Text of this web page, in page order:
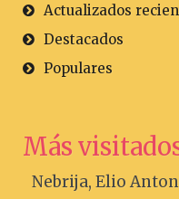
Actualizados
Destacados
Populares
Más
Nebrija, Elio